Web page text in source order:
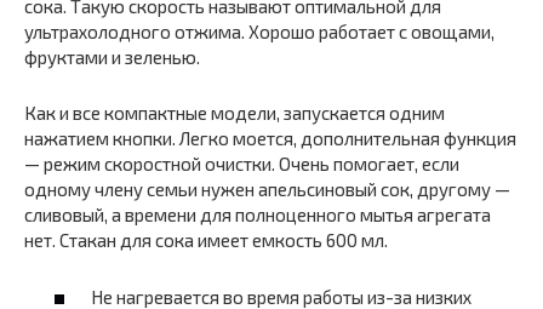
сока. Такую скорость называют оптимальной для
ультрахолодного отжима. Хорошо работает с овощами,
фруктами и зеленью.
Как и все компактные модели, запускается одним
нажатием кнопки. Легко моется, дополнительная функция
— режим скоростной очистки. Очень помогает, если
одному члену семьи нужен апельсиновый сок, другому —
сливовый, а времени для полноценного мытья агрегата
нет. Стакан для сока имеет емкость 600 мл.
Не нагревается во время работы из-за низких